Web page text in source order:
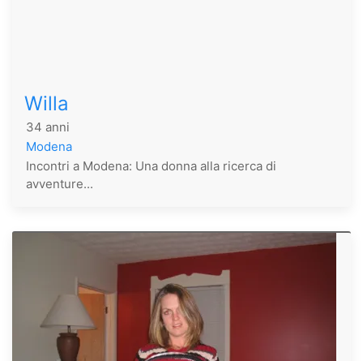
Willa
34 anni
Modena
Incontri a Modena: Una donna alla ricerca di
avventure...